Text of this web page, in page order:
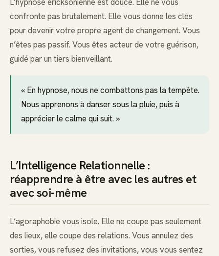
confronte pas brutalement. Elle vous donne les clés
pour devenir votre propre agent de changement. Vous
n’êtes pas passif. Vous êtes acteur de votre guérison,
guidé par un tiers bienveillant.
« En hypnose, nous ne combattons pas la tempête.
Nous apprenons à danser sous la pluie, puis à
apprécier le calme qui suit. »
L’Intelligence Relationnelle :
réapprendre à être avec les autres et
avec soi-même
L’agoraphobie vous isole. Elle ne coupe pas seulement
des lieux, elle coupe des relations. Vous annulez des
sorties, vous refusez des invitations, vous vous sentez